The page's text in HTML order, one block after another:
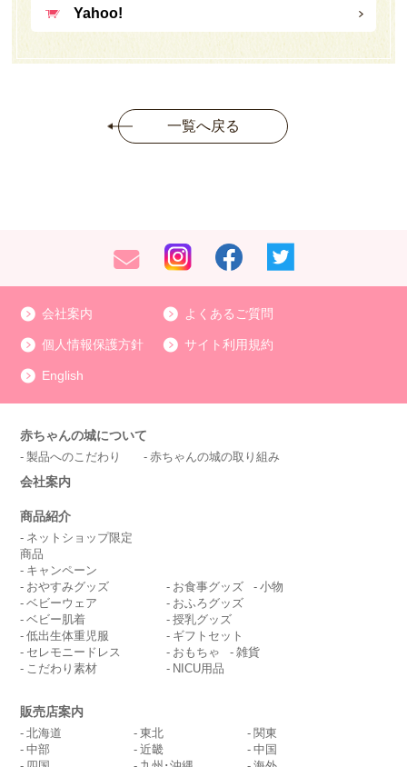
Yahoo!
一覧へ戻る
会社案内 よくあるご質問
個人情報保護方針 サイト利用規約
English
赤ちゃんの城について
製品へのこだわり 赤ちゃんの城の取り組み
会社案内
商品紹介
ネットショップ限定
商品
キャンペーン
おやすみグッズ
ベビーウェア
ベビー肌着
低出生体重児服
セレモニードレス
こだわり素材
お食事グッズ
小物
おふろグッズ
授乳グッズ
ギフトセット
おもちゃ
雑貨
NICU用品
販売店案内
北海道 東北
関東
中部
近畿
中国